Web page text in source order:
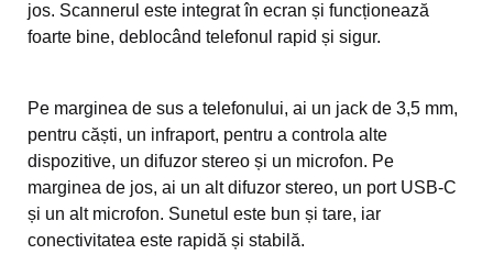
jos. Scannerul este integrat în ecran și funcționează
foarte bine, deblocând telefonul rapid și sigur.
Pe marginea de sus a telefonului, ai un jack de 3,5 mm,
pentru căști, un infraport, pentru a controla alte
dispozitive, un difuzor stereo și un microfon. Pe
marginea de jos, ai un alt difuzor stereo, un port USB-C
și un alt microfon. Sunetul este bun și tare, iar
conectivitatea este rapidă și stabilă.